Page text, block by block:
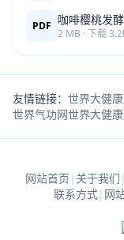
PDF 咖啡樱桃发
2 MB · 下载
友情链接： 世界大健
世界气功网世界大健
网站首页 | 关于我们 |
联系方式| 网